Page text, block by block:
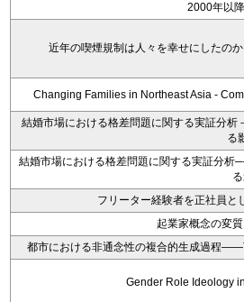
2000年以
近年の喫煙規制は人々を幸せにしたの
Changing Families in Northeast Asia -
結婚市場における格差問題に関する実証分析
る
結婚市場における格差問題に関する実証分析
フリーター経験者を正社員と
起業家概念の変
都市における非通念性の複合的生成過程
Gender Role Ideology